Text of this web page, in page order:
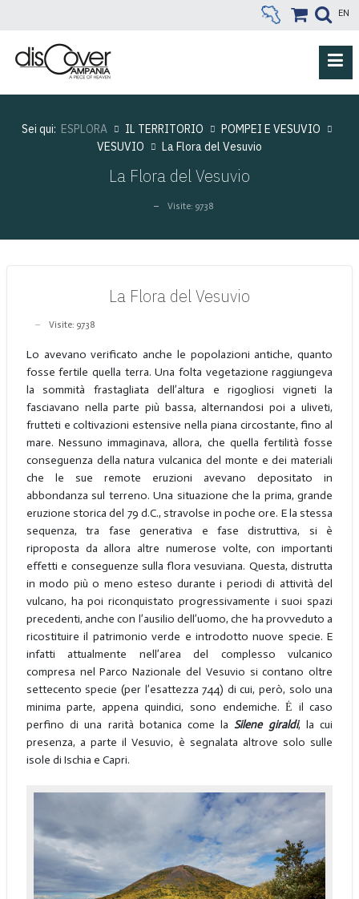
EN
Sei qui: ESPLORA IL TERRITORIO
POMPEI E VESUVIO
VESUVIO
La Flora del Vesuvio
La Flora del Vesuvio
Visite: 9738
La Flora del Vesuvio
Visite: 9738
Lo avevano verificato anche le popolazioni antiche, quanto
fosse fertile quella terra. Una folta vegetazione raggiungeva
la sommità frastagliata dell’altura e rigogliosi vigneti la
fasciavano nella parte più bassa, alternandosi poi a uliveti,
frutteti e coltivazioni estensive nella piana circostante, fino al
mare. Nessuno immaginava, allora, che quella fertilità fosse
conseguenza della natura vulcanica del monte e dei materiali
che le sue remote eruzioni avevano depositato in
abbondanza sul terreno. Una situazione che la prima, grande
eruzione storica del 79 d.C., stravolse in poche ore. E la stessa
sequenza, tra fase generativa e fase distruttiva, si è
riproposta da allora altre numerose volte, con importanti
effetti e conseguenze sulla flora vesuviana. Questa, distrutta
in modo più o meno esteso durante i periodi di attività del
vulcano, ha poi riconquistato progressivamente i suoi spazi
precedenti, anche con l’ausilio dell’uomo, che ha provveduto a
ricostituire il patrimonio verde e introdotto nuove specie. E
infatti attualmente nell’area del complesso vulcanico
compresa nel Parco Nazionale del Vesuvio si contano oltre
settecento specie (per l’esattezza 744) di cui, però, solo una
minima parte, appena quindici, sono endemiche. Ė il caso
perfino di una rarità botanica come laSilene giraldi, la cui
presenza, a parte il Vesuvio, è segnalata altrove solo sulle
isole di Ischia e Capri.